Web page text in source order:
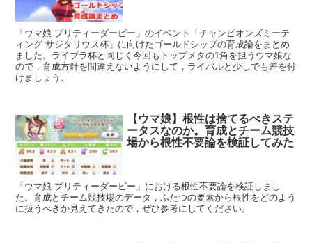
「ウマ娘 プリティーダービー」のイベント「チャンピオンズミーテ
ィング サジタリウス杯」に向けたゴールドシップの育成論をまとめ
ました。ライブラ杯と同じく今回もトップメタの1角を担うウマ娘な
ので，育成方針を間違えないようにして，ライバルと少しでも差を付
けましょう。
【ウマ娘】根性は捨てるべきステ
ータスなのか。育成とチーム競技
場から根性不要論を検証してみた
「ウマ娘 プリティーダービー」における根性不要論を検証しまし
た。育成とチーム競技場のデータ，ふたつの要素から根性をどのよう
に扱うべきか見えてきたので，ぜひ参考にしてください。